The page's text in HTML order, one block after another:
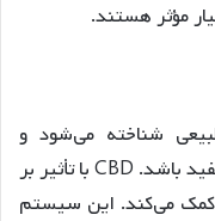
مؤثر هستند.
شناخته می‌شود و
می‌تواند در کاهش دردهای مزمن و حاد مفید باشد. CBD با تأثیر بر
کمک می‌کند. این سیستم